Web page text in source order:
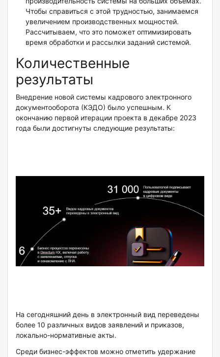
Чтобы справиться с этой трудностью, занимаемся
увеличением производственных мощностей.
Рассчитываем, что это поможет оптимизировать
время обработки и рассылки заданий системой.
Количественные
результаты
Внедрение новой системы кадрового электронного
документооборота (КЭДО) было успешным. К
окончанию первой итерации проекта в декабре 2023
года были достигнуты следующие результаты:
На сегодняшний день в электронный вид переведены
более 10 различных видов заявлений и приказов,
локально-нормативные акты.
Среди бизнес-эффектов можно отметить удержание